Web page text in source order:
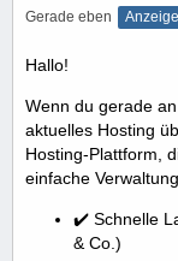
Gerade eben Anzeige
Hallo!
Wenn du gerade
aktuelles Hosting
Hosting-Plattform,
einfache
✔️ Schnelle
& Co.)